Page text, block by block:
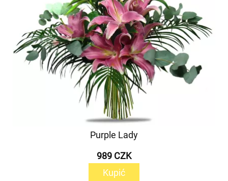
Purple Lady
989 CZK
Kupić